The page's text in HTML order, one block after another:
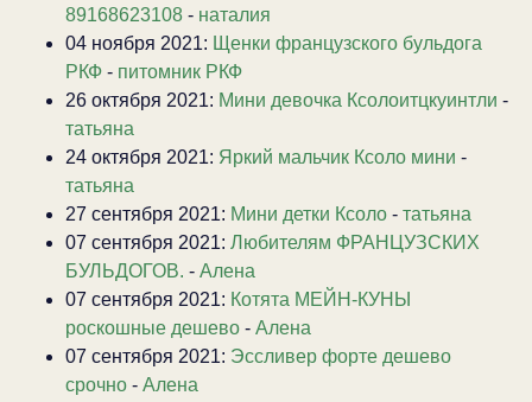
89168623108 - наталия
04 ноября 2021: Щенки французского бульдога
РКФ - питомник РКФ
26 октября 2021: Мини девочка Ксолоитцкуинтли -
татьяна
24 октября 2021: Яркий мальчик Ксоло мини -
татьяна
27 сентября 2021: Мини детки Ксоло - татьяна
07 сентября 2021: Любителям ФРАНЦУЗСКИХ
БУЛЬДОГОВ. - Алена
07 сентября 2021: Котята МЕЙН-КУНЫ
роскошные дешево - Алена
07 сентября 2021: Эссливер форте дешево
срочно - Алена